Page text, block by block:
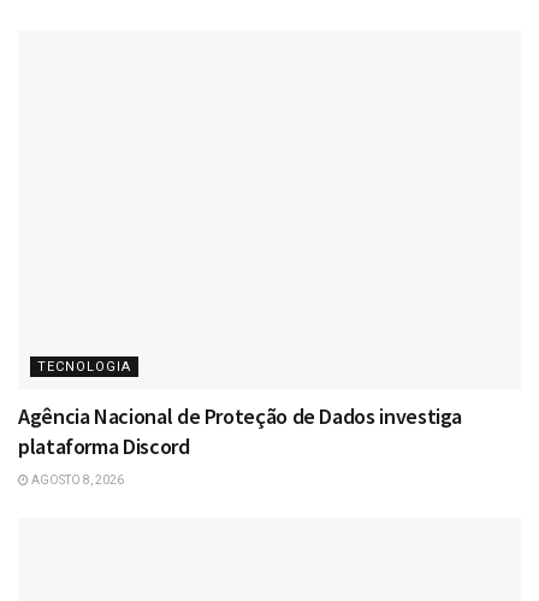
TECNOLOGIA
Agência Nacional de Proteção de Dados investiga
plataforma Discord
AGOSTO 8, 2026